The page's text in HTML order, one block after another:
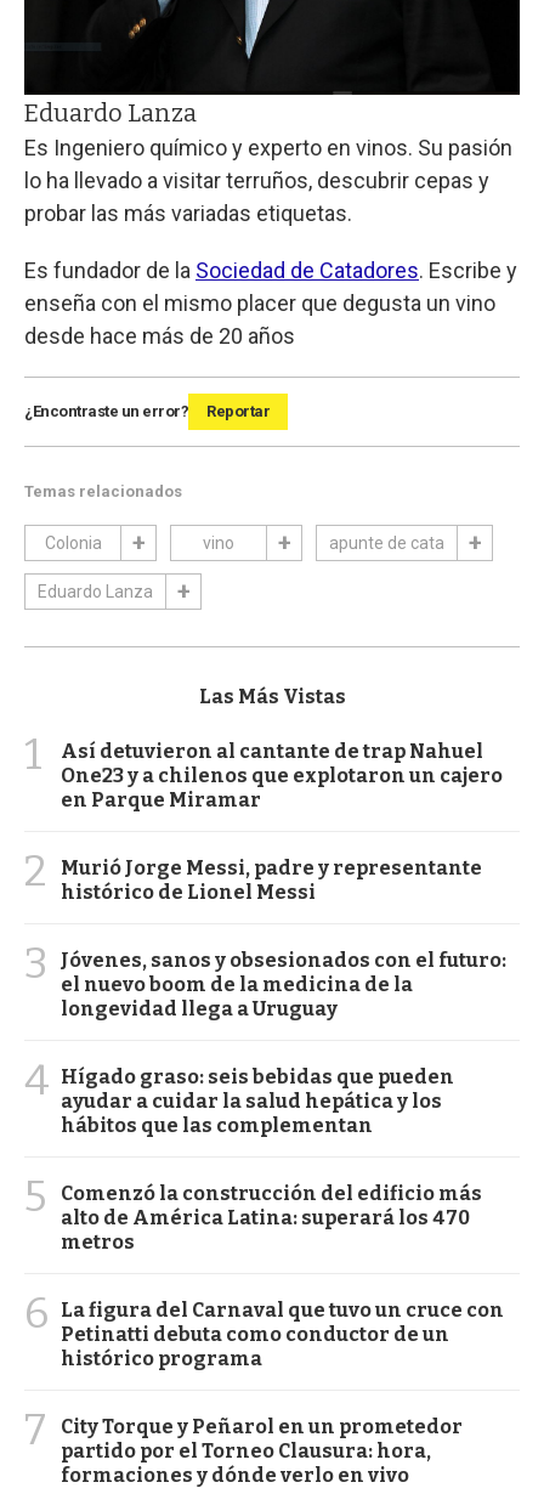
Eduardo Lanza
Es Ingeniero químico y experto en vinos. Su pasión
lo ha llevado a visitar terruños, descubrir cepas y
probar las más variadas etiquetas.
Es fundador de la Sociedad de Catadores. Escribe y
enseña con el mismo placer que degusta un vino
desde hace más de 20 años
¿Encontraste un error? Reportar
Temas relacionados
Colonia vino apunte de cata
Eduardo Lanza
Las Más Vistas
1
Así detuvieron al cantante de trap Nahuel
One23 y a chilenos que explotaron un cajero
en Parque Miramar
2
Murió Jorge Messi, padre y representante
histórico de Lionel Messi
3
Jóvenes, sanos y obsesionados con el futuro:
el nuevo boom de la medicina de la
longevidad llega a Uruguay
4 Hígado graso: seis bebidas que pueden
ayudar a cuidar la salud hepática y los
hábitos que las complementan
5
Comenzó la construcción del edificio más
alto de América Latina: superará los 470
metros
6
La figura del Carnaval que tuvo un cruce con
Petinatti debuta como conductor de un
histórico programa
7
City Torque y Peñarol en un prometedor
partido por el Torneo Clausura: hora,
formaciones y dónde verlo en vivo